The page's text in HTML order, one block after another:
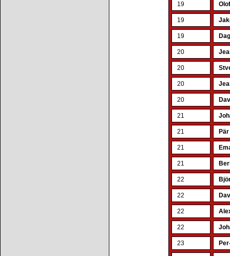
19
19
19
20
20
20
20
21
21
21
21
22
22
22
22
23